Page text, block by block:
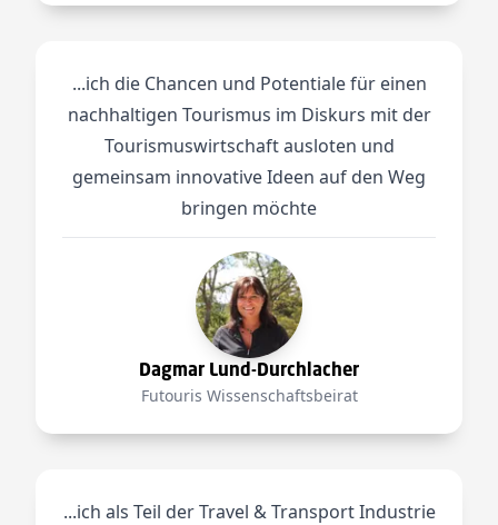
...ich die Chancen und Potentiale für einen
nachhaltigen Tourismus im Diskurs mit der
Tourismuswirtschaft ausloten und
gemeinsam innovative Ideen auf den Weg
bringen möchte
Dagmar Lund-Durchlacher
Futouris Wissenschaftsbeirat
...ich als Teil der Travel & Transport Industrie